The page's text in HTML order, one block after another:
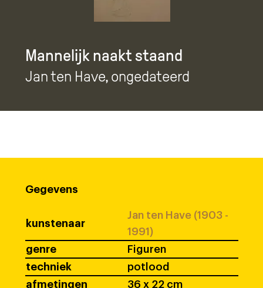
Mannelijk naakt staand
Jan ten Have, ongedateerd
Gegevens
kunstenaar
Jan ten Have (1903 -
1991)
genre
Figuren
techniek
potlood
afmetingen
36 x 22 cm